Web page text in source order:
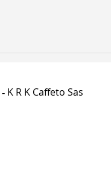
- K R K Caffeto Sas